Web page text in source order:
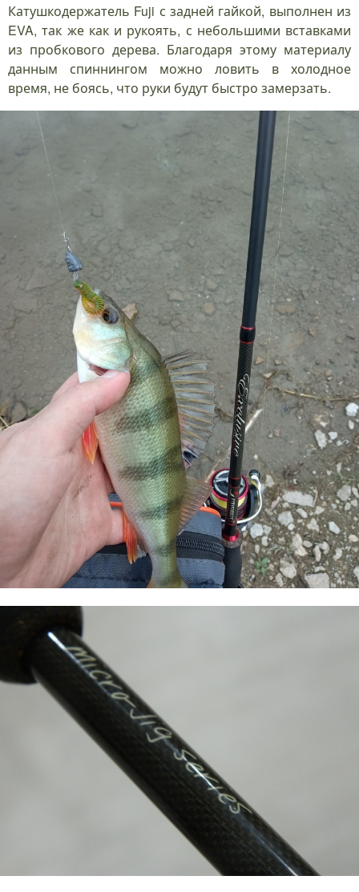
Катушкодержатель Fuji с задней гайкой, выполнен из
EVA, так же как и рукоять, с небольшими вставками
из пробкового дерева. Благодаря этому материалу
данным спиннингом можно ловить в холодное
время, не боясь, что руки будут быстро замерзать.